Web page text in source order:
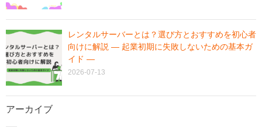
レンタルサーバーとは？選び方とおすすめを初心者
向けに解説 ― 起業初期に失敗しないための基本ガ
イド ―
2026-07-13
アーカイブ